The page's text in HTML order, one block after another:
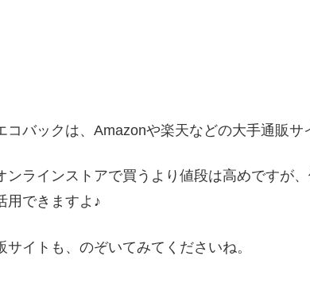
コバックは、Amazonや楽天などの大手通販サ
ンラインストアで買うより値段は高めですが
用できますよ♪
サイトも、のぞいてみてくださいね。